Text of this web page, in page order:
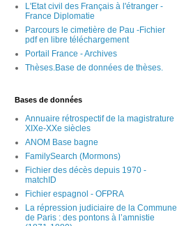
L'Etat civil des Français à l'étranger -
France Diplomatie
Parcours le cimetière de Pau -Fichier
pdf en libre téléchargement
Portail France - Archives
Thèses.Base de données de thèses.
Bases de données
Annuaire rétrospectif de la magistrature
XIXe-XXe siècles
ANOM Base bagne
FamilySearch (Mormons)
Fichier des décès depuis 1970 -
matchID
Fichier espagnol - OFPRA
La répression judiciaire de la Commune
de Paris : des pontons à l’amnistie